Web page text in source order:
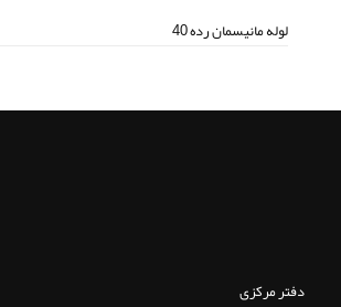
لوله مانیسمان رده 40
دفتر مرکزی